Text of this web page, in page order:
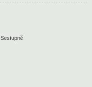
Sestupně